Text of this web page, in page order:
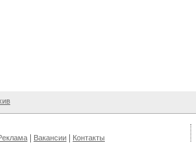
Вакансии Контакты